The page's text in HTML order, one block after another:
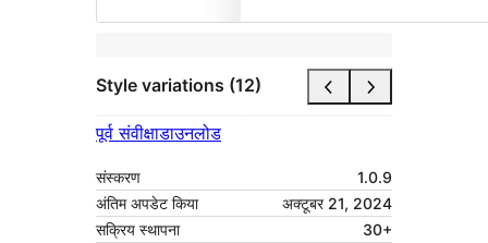
Style variations (12)
पूर्व संवीक्षाडाउनलोड
संस्करण
1.0.9
अंतिम अपडेट किया
अक्टूबर 21, 2024
सक्रिय स्थापना
30+